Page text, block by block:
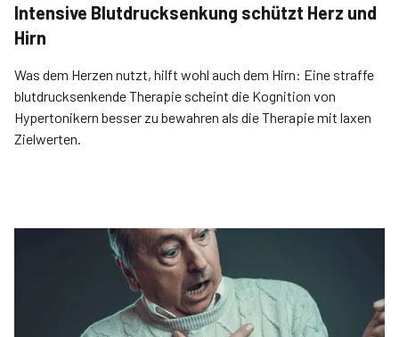
Intensive Blutdrucksenkung schützt Herz und
Hirn
Was dem Herzen nutzt, hilft wohl auch dem Hirn: Eine straffe
blutdrucksenkende Therapie scheint die Kognition von
Hypertonikern besser zu bewahren als die Therapie mit laxen
Zielwerten.